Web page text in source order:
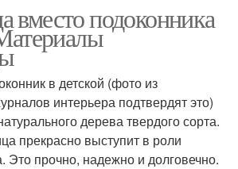
вместо подоконника
в детской (фото из
интерьера подтвердят это)
дерева твердого сорта.
прекрасно выступит в роли
Это прочно, надежно и долговечно.